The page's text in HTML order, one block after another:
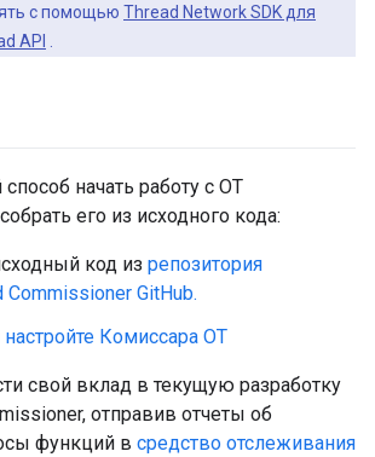
с помощью Thread Network SDK для
API .
начать работу с OT
его из исходного кода:
код из репозитория
Commissioner GitHub.
Комиссара OT
свой вклад в текущую разработку
отправив отчеты об
функций в средство отслеживания